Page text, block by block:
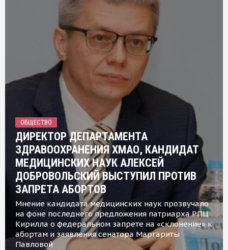
ОБЩЕСТВО
ДИРЕКТОР ДЕПАРТАМЕНТА
ЗДРАВООХРАНЕНИЯ ХМАО, КАНДИДАТ
МЕДИЦИНСКИХ НАУК АЛЕКСЕЙ
ДОБРОВОЛЬСКИЙ ВЫСТУПИЛ ПРОТИВ
ЗАПРЕТА АБОРТОВ
Мнение кандидата медицинских наук прозвучало
на фоне последнего предложения патриарха РПЦ
Кирилла о федеральном запрете на «склонение» к
абортам и заявления сенатора Маргариты
Павловой